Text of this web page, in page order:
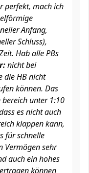
perfekt, mach ich
Anfang,
Schluss),
Hab alle PBs
nicht bei
die HB nicht
können. Das
unter 1:10
es nicht auch
klappen kann,
für schnelle
Vermögen sehr
auch ein hohes
können